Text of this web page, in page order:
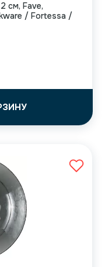
см, Fave,
/ Fortessa /